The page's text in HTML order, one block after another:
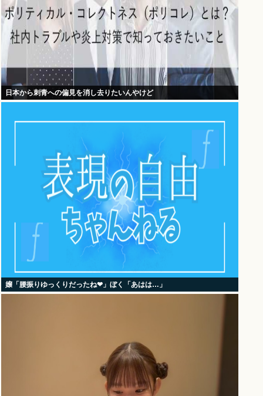
日本から刺青への偏見を消し去りたいんやけど
嬢「腰振りゆっくりだったね❤」ぼく「あはは…」